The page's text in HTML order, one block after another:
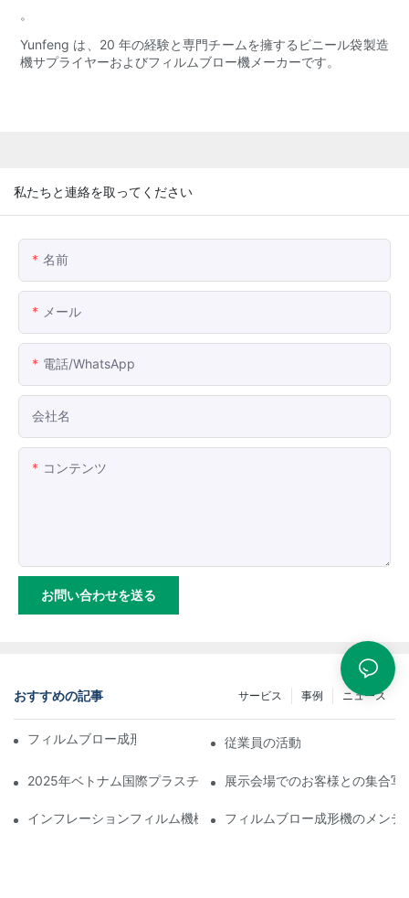
。
Yunfeng は、20 年の経験と専門チームを擁するビニール袋製造
機サプライヤーおよびフィルムブロー機メーカーです。
私たちと連絡を取ってください
名前
メール
電話/WhatsApp
会社名
コンテンツ
お問い合わせを送る
おすすめの記事 ニュース
事例
サービス
フィルムブロー成形機の応用と開発動向従業員の活動
2025年ベトナム国際プラスチック・ゴム産業展示会に参加します
展示会場でのお客様との集合写
インフレーションフィルム機械のこれらの重要な側面を見落とし
フィルムブロー成形機のメンテ